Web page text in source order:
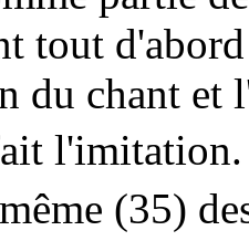
tout
du chant et
(35)